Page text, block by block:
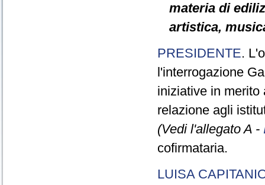
materia di
artistica,
PRESIDENTE.
l'interrogazione
iniziative in merito
relazione agli
(Vedi l'allegato A -
cofirmataria.
LUISA